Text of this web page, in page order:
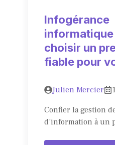
Infogérance
choisir un
fiable pour
Julien Mercier
Confier la gestion
d’information à un